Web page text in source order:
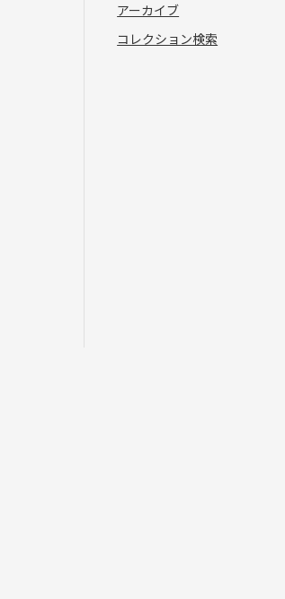
アーカイブ
コレクション検索